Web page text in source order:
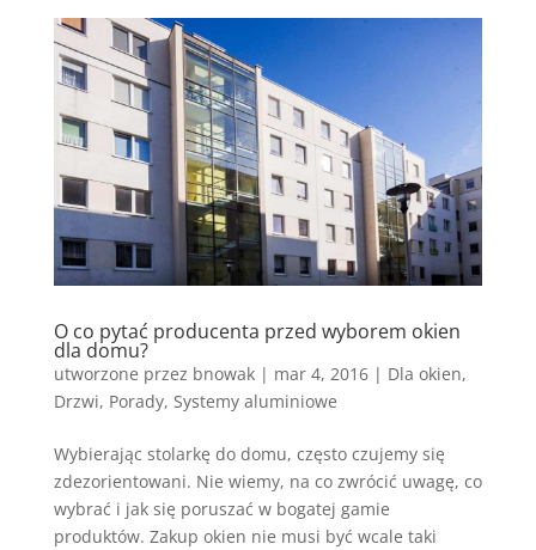
O co pytać producenta przed wyborem okien
dla domu?
utworzone przez bnowak| mar 4, 2016| Dla okien,
Drzwi, Porady, Systemy aluminiowe
Wybierając stolarkę do domu, często czujemy się
zdezorientowani. Nie wiemy, na co zwrócić uwagę, co
wybrać i jak się poruszać w bogatej gamie
produktów. Zakup okien nie musi być wcale taki